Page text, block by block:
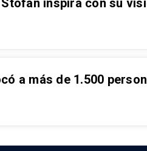
a más de 1.500